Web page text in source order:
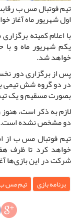
تیم فوتبال مس ب
اول شهریور ماه آغاز
با اعلام کمیته
خواهد شد.
در دو گروه شش تیمی
بصورت مسقیم و یک
لازم به ذکر است،
دو مشخص نشده است.
تیم فوتبال مس ب از
خواهد کرد تا ظرف
شرکت در این بازی‌ها
برنامه بازی تیم مس